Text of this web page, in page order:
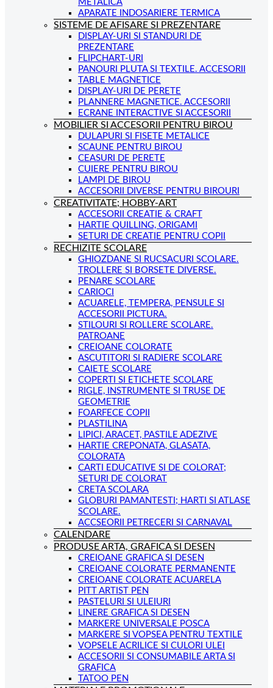
METALICA
APARATE INDOSARIERE TERMICA
SISTEME DE AFISARE SI PREZENTARE
DISPLAY-URI SI STANDURI DE
PREZENTARE
FLIPCHART-URI
PANOURI PLUTA SI TEXTILE. ACCESORII
TABLE MAGNETICE
DISPLAY-URI DE PERETE
PLANNERE MAGNETICE. ACCESORII
ECRANE INTERACTIVE SI ACCESORII
MOBILIER SI ACCESORII PENTRU BIROU
DULAPURI SI FISETE METALICE
SCAUNE PENTRU BIROU
CEASURI DE PERETE
CUIERE PENTRU BIROU
LAMPI DE BIROU
ACCESORII DIVERSE PENTRU BIROURI
CREATIVITATE; HOBBY-ART
ACCESORII CREATIE & CRAFT
HARTIE QUILLING, ORIGAMI
SETURI DE CREATIE PENTRU COPII
RECHIZITE SCOLARE
GHIOZDANE SI RUCSACURI SCOLARE.
TROLLERE SI BORSETE DIVERSE.
PENARE SCOLARE
CARIOCI
ACUARELE, TEMPERA, PENSULE SI
ACCESORII PICTURA.
STILOURI SI ROLLERE SCOLARE.
PATROANE
CREIOANE COLORATE
ASCUTITORI SI RADIERE SCOLARE
CAIETE SCOLARE
COPERTI SI ETICHETE SCOLARE
RIGLE, INSTRUMENTE SI TRUSE DE
GEOMETRIE
FOARFECE COPII
PLASTILINA
LIPICI, ARACET, PASTILE ADEZIVE
HARTIE CREPONATA, GLASATA,
COLORATA
CARTI EDUCATIVE SI DE COLORAT;
SETURI DE COLORAT
CRETA SCOLARA
GLOBURI PAMANTESTI; HARTI SI ATLASE
SCOLARE.
ACCSEORII PETRECERI SI CARNAVAL
CALENDARE
PRODUSE ARTA, GRAFICA SI DESEN
CREIOANE GRAFICA SI DESEN
CREIOANE COLORATE PERMANENTE
CREIOANE COLORATE ACUARELA
PITT ARTIST PEN
PASTELURI SI ULEIURI
LINERE GRAFICA SI DESEN
MARKERE UNIVERSALE POSCA
MARKERE SI VOPSEA PENTRU TEXTILE
VOPSELE ACRILICE SI CULORI ULEI
ACCESORII SI CONSUMABILE ARTA SI
GRAFICA
TATOO PEN